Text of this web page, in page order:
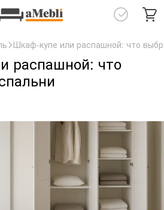
Шкаф-купе или распашной: что
распашной: что